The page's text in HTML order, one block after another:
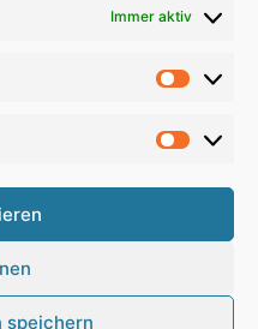
Immer aktiv
speichern
Reserved